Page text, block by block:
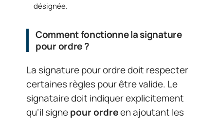
désignée.
Comment fonctionne la signature
pour ordre ?
La signature pour ordre doit respecter
certaines règles pour être valide. Le
signataire doit indiquer explicitement
qu’il signepour ordreen ajoutant les